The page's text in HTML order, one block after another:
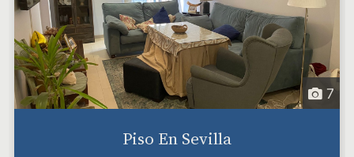
7
Piso En Sevilla